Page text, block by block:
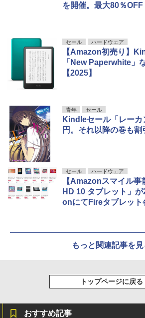
を開催。最大80％OFF
セール ハードウェア
【Amazon初売り】
「New Paperwhite」
【2025】
青年 セール
Kindleセール「レー
円。それ以降の巻も割
セール ハードウェア
【Amazonスマイル
HD 10 タブレット」
onにてFireタブレット
もっと関連記事を見
トップページに戻る
おすすめ記事